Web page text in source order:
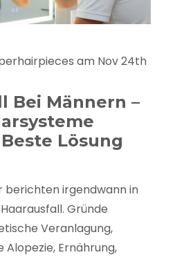
am Nov 24th
Bei Männern –
Lösung
berichten irgendwann in
Gründe
Veranlagung,
Alopezie, Ernährung,